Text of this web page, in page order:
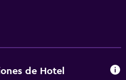
de Hotel